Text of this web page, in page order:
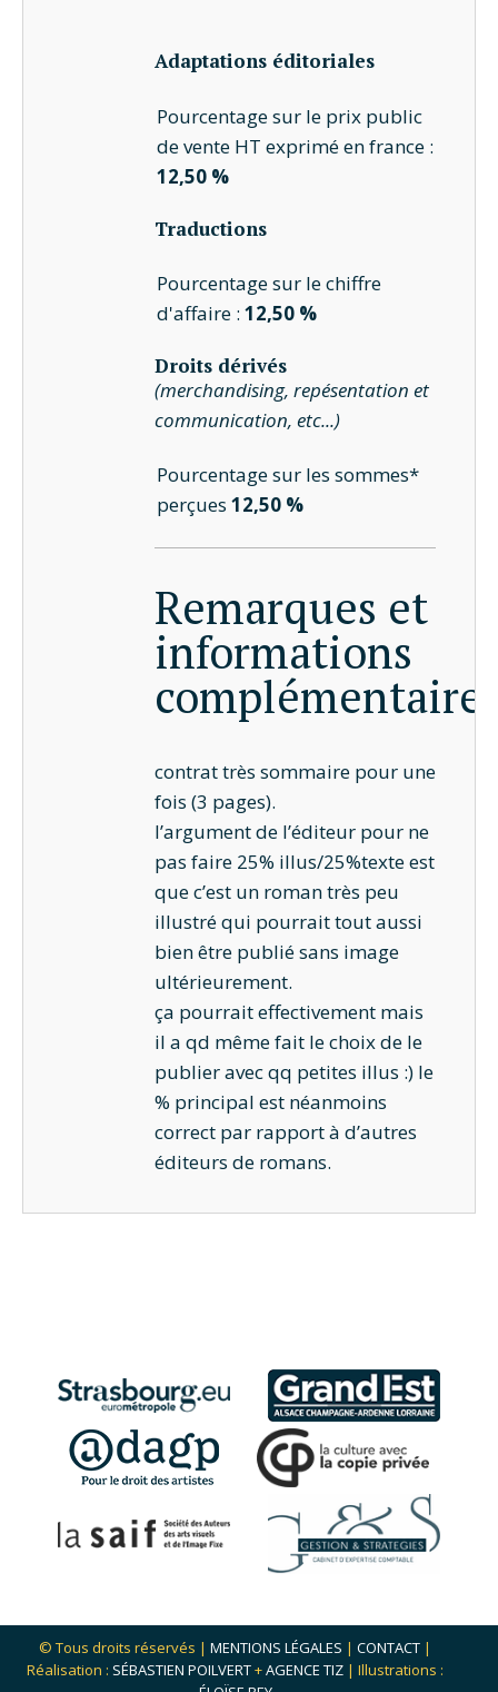
Adaptations éditoriales
Pourcentage sur le prix public
de vente HT exprimé en france :
12,50 %
Traductions
Pourcentage sur le chiffre
d'affaire :12,50 %
Droits dérivés
(merchandising, repésentation et
communication, etc...)
Pourcentage sur les sommes*
perçues12,50 %
Remarques et
informations
contrat très sommaire pour une
fois (3 pages).
l’argument de l’éditeur pour ne
pas faire 25% illus/25%texte est
que c’est un roman très peu
illustré qui pourrait tout aussi
bien être publié sans image
ultérieurement.
ça pourrait effectivement mais
il a qd même fait le choix de le
publier avec qq petites illus :) le
% principal est néanmoins
correct par rapport à d’autres
éditeurs de romans.
© Tous droits réservés | MENTIONS LÉGALES | CONTACT |
Réalisation : SÉBASTIEN POILVERT+AGENCE TIZ | Illustrations :